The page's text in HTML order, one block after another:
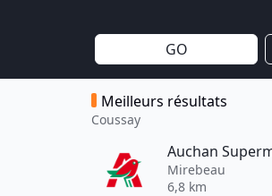
GO
Meilleurs résultats
Coussay
Auchan
Mirebeau
6,8 km